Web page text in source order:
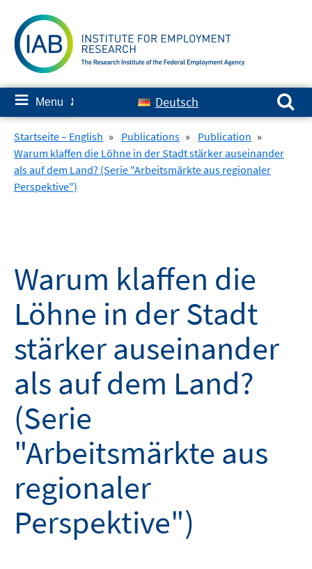
content
≡ Menu ✘ Deutsch
Search for:
Startseite – English » Publications » Publication »
Warum klaffen die Löhne in der Stadt stärker auseinander
als auf dem Land? (Serie "Arbeitsmärkte aus regionaler
Perspektive")
Warum klaffen die
Löhne in der Stadt
stärker auseinander
als auf dem Land?
(Serie
"Arbeitsmärkte aus
regionaler
Perspektive")